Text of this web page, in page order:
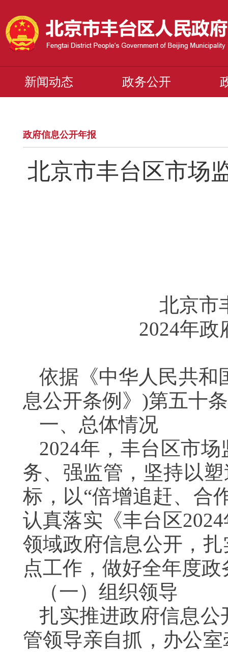
新闻动态 政务公开
政府信息公开年报
北京市丰台区市场
北京
2024年
依据《中华人民共和
息公开条例》)第五
一、总体情况
2024年，丰台区市
务、强监管，坚持以
标，以“倍增追赶、合
认真落实《丰台区
领域政府信息公开，
点工作，做好全年
（一）组织领导
扎实推进政府信息
管领导亲自抓，办公